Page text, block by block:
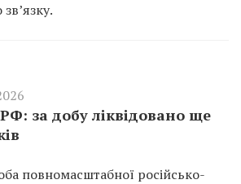
за добу ліквідовано ще
повномасштабної російсько-